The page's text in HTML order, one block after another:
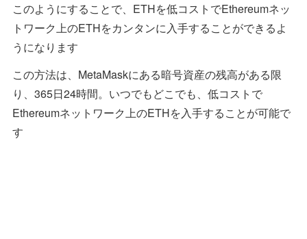
このようにすることで、ETHを低コストでEthereumネッ
トワーク上のETHをカンタンに入手することができるよ
うになります
この方法は、MetaMaskにある暗号資産の残高がある限
り、365日24時間。いつでもどこでも、低コストで
Ethereumネットワーク上のETHを入手することが可能で
す